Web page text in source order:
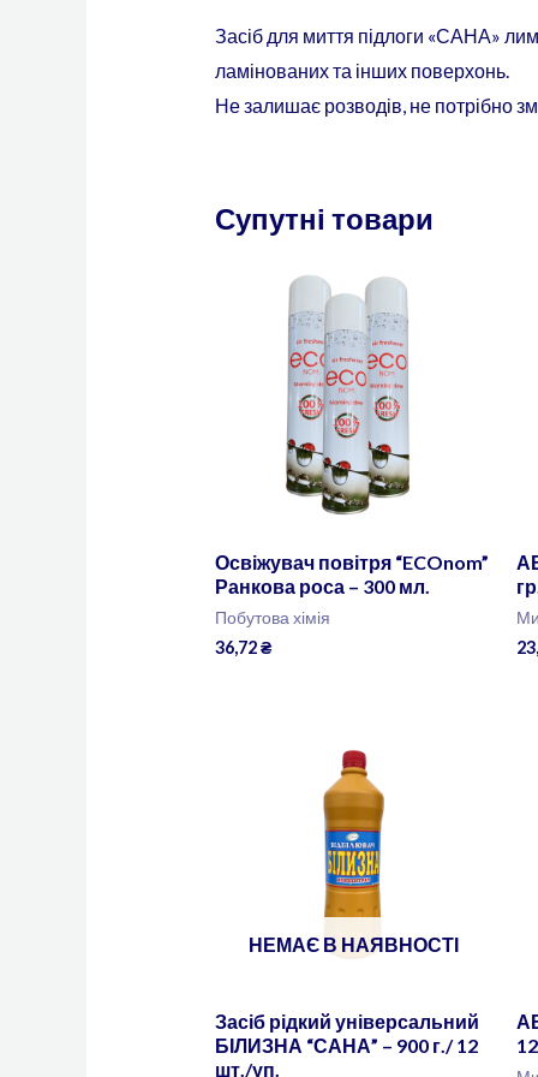
Засіб для миття підлоги «САНА»
ламінованих та інших поверхонь.
Не залишає розводів, не потрібно
Супутні товари
Освіжувач повітря “ECOnom”
Ранкова роса – 300 мл.
Побутова хімія
36,72₴
НЕМАЄ В НАЯВНОСТІ
Засіб рідкий універсальний
БІЛИЗНА “САНА” – 900 г./ 12
шт./уп.